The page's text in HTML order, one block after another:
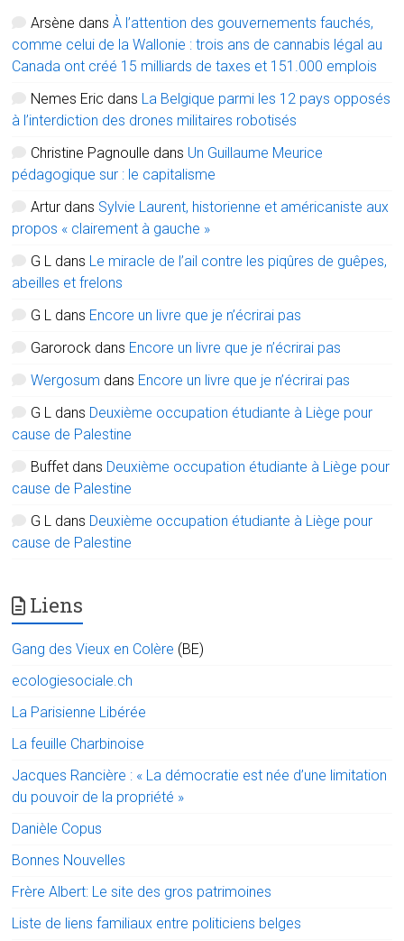
Arsène dansÀ l’attention des gouvernements fauchés,
comme celui de la Wallonie : trois ans de cannabis légal au
Canada ont créé 15 milliards de taxes et 151.000 emplois
Nemes Eric dans La Belgique parmi les 12 pays opposés
à l’interdiction des drones militaires robotisés
Christine Pagnoulle dans Un Guillaume Meurice
pédagogique sur : le capitalisme
Artur dans Sylvie Laurent, historienne et américaniste aux
propos « clairement à gauche »
G L dans Le miracle de l’ail contre les piqûres de guêpes,
abeilles et frelons
G L dans Encore un livre que je n’écrirai pas
Garorock dans Encore un livre que je n’écrirai pas
Wergosum dans Encore un livre que je n’écrirai pas
G L dans Deuxième occupation étudiante à Liège pour
cause de Palestine
Buffet dans Deuxième occupation étudiante à Liège pour
cause de Palestine
G L dans Deuxième occupation étudiante à Liège pour
cause de Palestine
Liens
Gang des Vieux en Colère (BE)
ecologiesociale.ch
La Parisienne Libérée
La feuille Charbinoise
Jacques Rancière : « La démocratie est née d’une limitation
du pouvoir de la propriété »
Danièle Copus
Bonnes Nouvelles
Frère Albert: Le site des gros patrimoines
Liste de liens familiaux entre politiciens belges